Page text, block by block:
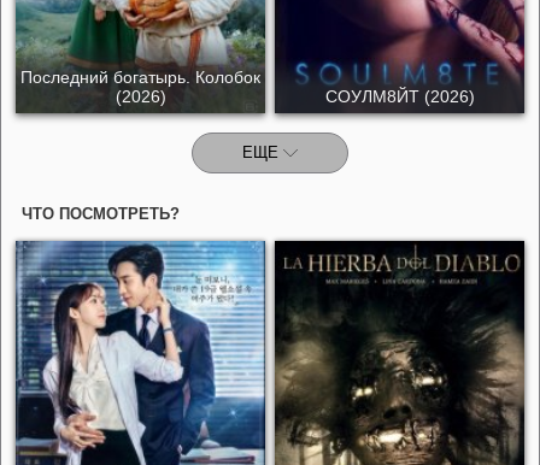
Последний богатырь. Колобок
(2026)
СОУЛМ8ЙТ (2026)
ЕЩЕ
ЧТО ПОСМОТРЕТЬ?